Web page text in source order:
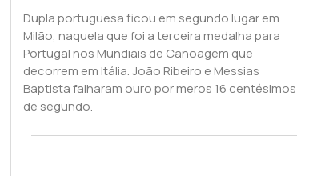
Dupla portuguesa ficou em segundo lugar em
Milão, naquela que foi a terceira medalha para
Portugal nos Mundiais de Canoagem que
decorrem em Itália. João Ribeiro e Messias
Baptista falharam ouro por meros 16 centésimos
de segundo.